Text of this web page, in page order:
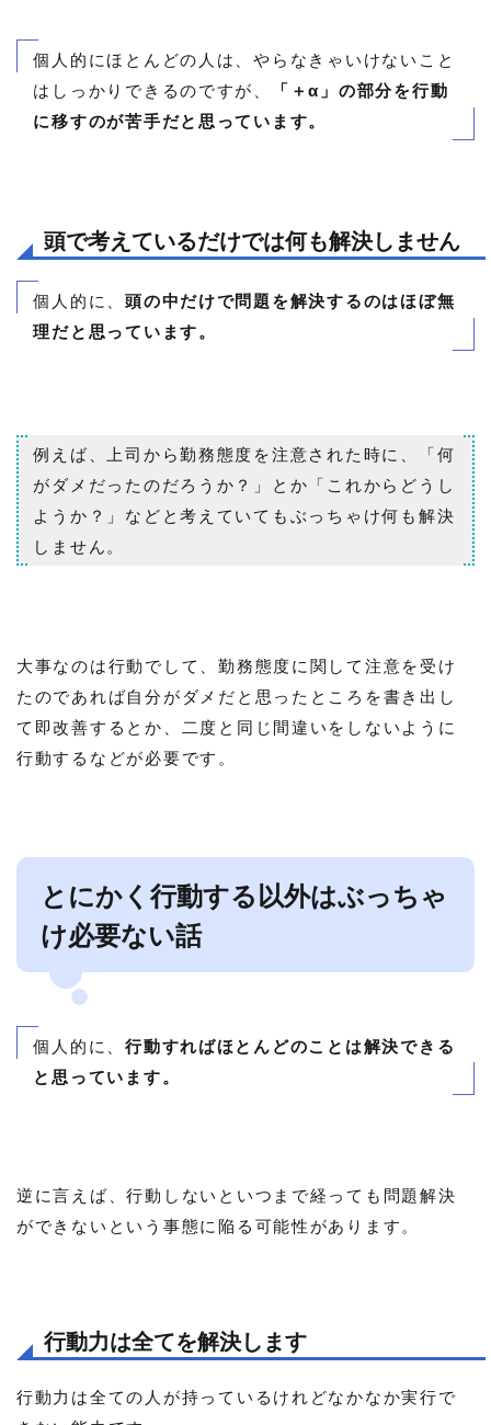
個人的にほとんどの人は、やらなきゃいけないこと
はしっかりできるのですが、
「＋α」の部分を行動
に移すのが苦手だと思っています。
頭で考えているだけでは何も解決しません
個人的に、頭の中だけで問題を解決するのはほぼ無
理だと思っています。
例えば、上司から勤務態度を注意された時に、「何
がダメだったのだろうか？」とか「これからどうし
ようか？」などと考えていてもぶっちゃけ何も解決
しません。
大事なのは行動でして、勤務態度に関して注意を受け
たのであれば自分がダメだと思ったところを書き出し
て即改善するとか、二度と同じ間違いをしないように
行動するなどが必要です。
とにかく行動する以外はぶっちゃ
け必要ない話
個人的に、行動すればほとんどのことは解決できる
と思っています。
逆に言えば、行動しないといつまで経っても問題解決
ができないという事態に陥る可能性があります。
行動力は全てを解決します
行動力は全ての人が持っているけれどなかなか実行で